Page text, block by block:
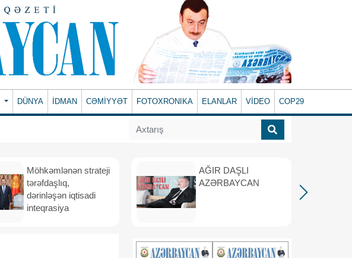
DÜNYA İDMAN CƏMİYYƏT FOTOXRONIKA ELANLAR VİDEO COP29
Möhkəmlənən strateji
tərəfdaşlıq,
dərinləşən iqtisadi
inteqrasiya
AĞIR DAŞLI
AZƏRBAYCAN